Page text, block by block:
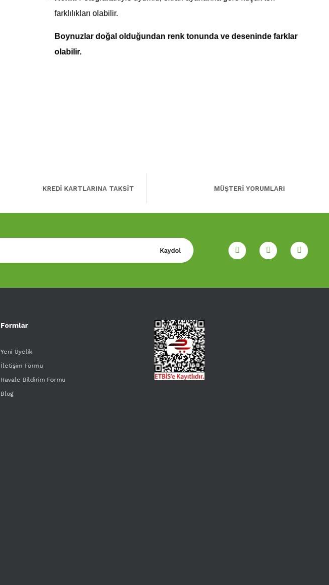
farklılıkları olabilir.
Boynuzlar doğal olduğundan renk tonunda ve deseninde farklar
olabilir.
KREDİ KARTLARINA TAKSİT MÜŞTERİ YORUMLARI
Kaydol
Formlar
Yeni Üyelik
İletişim Formu
Havale Bildirim Formu
Blog